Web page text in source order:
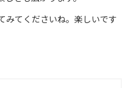
みてくださいね。楽しいです